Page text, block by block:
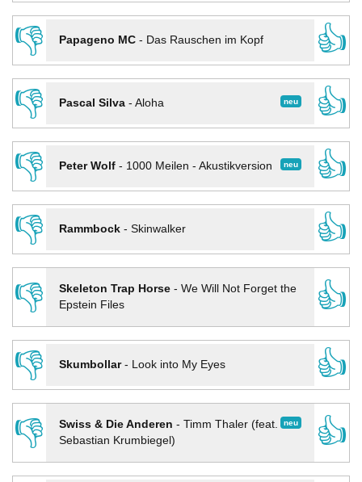
👎
Papageno MC- Das Rauschen im Kopf
👍
👎
neu
Pascal Silva- Aloha
👍
👎
neu
Peter Wolf- 1000 Meilen - Akustikversion
👍
👎
Rammbock- Skinwalker
👍
👎
Skeleton Trap Horse- We Will Not Forget the
Epstein Files
👍
👎
Skumbollar- Look into My Eyes
👍
👎
neu
Swiss & Die Anderen - Timm Thaler (feat.
Sebastian Krumbiegel)
👍